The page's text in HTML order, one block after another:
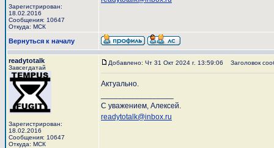
Зарегистрирован:
18.02.2016
Сообщения: 10647
Откуда: МСК
Вернуться к началу
readytotalk
Завсегдатай
Зарегистрирован:
18.02.2016
Сообщения: 10647
Откуда: МСК
Добавлено: Чт 31 Окт 2024 г. 13:59:06 Заголовок
Актуально.
С уважением, Алексей.
readytotalk@inbox.ru